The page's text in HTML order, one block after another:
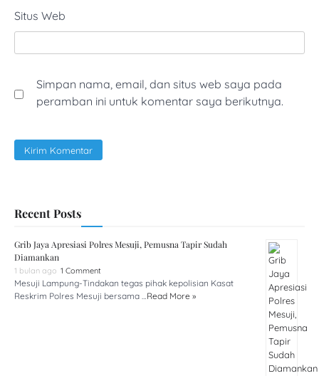
Situs Web
Simpan nama, email, dan situs web saya pada
peramban ini untuk komentar saya berikutnya.
Recent Posts
Grib Jaya Apresiasi Polres Mesuji, Pemusna Tapir Sudah
Diamankan
1 bulan ago 1 Comment
Mesuji Lampung-Tindakan tegas pihak kepolisian Kasat
Reskrim Polres Mesuji bersama …Read More »